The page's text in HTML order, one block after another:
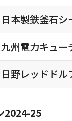
日本製鉄釜石
九州電力キュー
日野レッドドル
2024-25